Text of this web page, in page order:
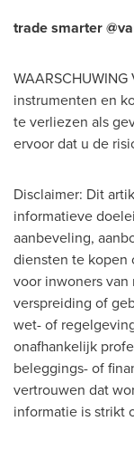
trade smarter
instrumenten en
te verliezen als
ervoor dat u de
Disclaimer: Dit
informatieve
aanbeveling,
diensten te kopen
voor inwoners
verspreiding of
wet- of
onafhankelijk
beleggings- of
vertrouwen dat
informatie is strikt